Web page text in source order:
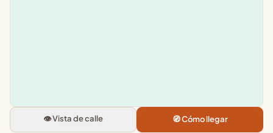
C.C, Av. Luis Celso Garcia
S/N, 38109 Santa Cruz de
4.1 · 398
👁️ Vista de calle 🧭 Cómo llegar